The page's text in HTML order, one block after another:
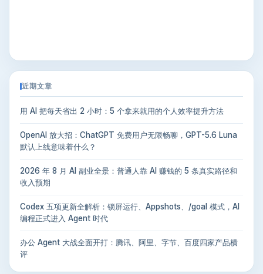
近期文章
用 AI 把每天省出 2 小时：5 个拿来就用的个人效率提升方法
OpenAI 放大招：ChatGPT 免费用户无限畅聊，GPT-5.6 Luna
默认上线意味着什么？
2026 年 8 月 AI 副业全景：普通人靠 AI 赚钱的 5 条真实路径和
收入预期
Codex 五项更新全解析：锁屏运行、Appshots、/goal 模式，AI
编程正式进入 Agent 时代
办公 Agent 大战全面开打：腾讯、阿里、字节、百度四家产品横
评